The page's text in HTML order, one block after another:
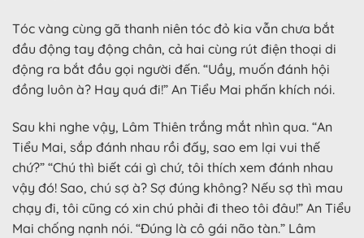
Tóc vàng cùng gã thanh niên tóc đỏ kia vẫn chưa bắt
đầu động tay động chân, cả hai cùng rút điện thoại di
động ra bắt đầu gọi người đến. “Uầy, muốn đánh hội
đồng luôn à? Hay quá đi!” An Tiểu Mai phấn khích nói.
Sau khi nghe vậy, Lâm Thiên trắng mắt nhìn qua. “An
Tiểu Mai, sắp đánh nhau rồi đấy, sao em lại vui thế
chứ?” “Chú thì biết cái gì chứ, tôi thích xem đánh nhau
vậy đó! Sao, chú sợ à? Sợ đúng không? Nếu sợ thì mau
chạy đi, tôi cũng có xin chú phải đi theo tôi đâu!” An Tiểu
Mai chống nạnh nói. “Đúng là cô gái não tàn.” Lâm